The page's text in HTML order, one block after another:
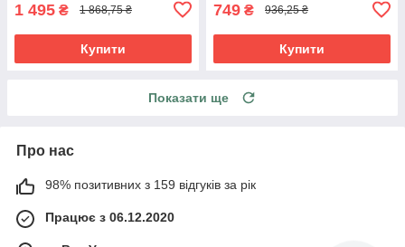
1 495 ₴ 1 868,75 ₴
Купити
749 ₴ 936,25 ₴
Купити
Показати ще
Про нас
98% позитивних з 159 відгуків за рік
Працює з 06.12.2020